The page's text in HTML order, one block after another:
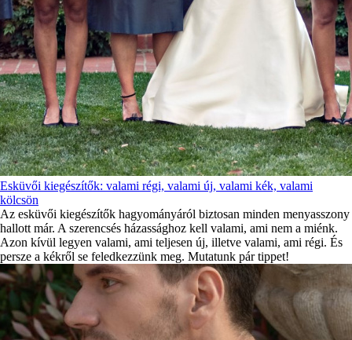
Esküvői kiegészítők: valami régi, valami új, valami kék, valami
kölcsön
Az esküvői kiegészítők hagyományáról biztosan minden menyasszony
hallott már. A szerencsés házassághoz kell valami, ami nem a miénk.
Azon kívül legyen valami, ami teljesen új, illetve valami, ami régi. És
persze a kékről se feledkezzünk meg. Mutatunk pár tippet!